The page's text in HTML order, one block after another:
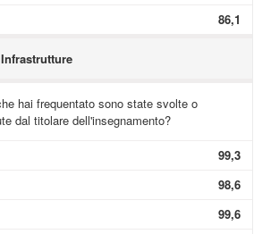
86,1
hai frequentato sono state svolte o
dal titolare dell'insegnamento?
99,3
98,6
99,6